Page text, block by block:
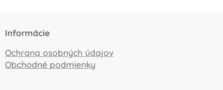
Informácie
Ochrana osobných údajov
Obchodné podmienky